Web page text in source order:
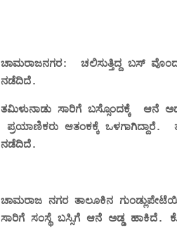
ಚಾಮರಾಜನಗರ:
ಚಲಿಸುತ್ತಿದ್ದ ಬಸ್
ನಡೆದಿದೆ.
ತಮಿಳುನಾಡು ಸಾರಿಗೆ ಬಸ್ಸೊಂದಕ್ಕೆ
ಆನೆ
ಪ್ರಯಾಣಿಕರು ಆತಂಕಕ್ಕೆ ಒಳಗಾಗಿದ್ದಾರೆ.
ನಡೆದಿದೆ.
ಚಾಮರಾಜ ನಗರ ತಾಲೂಕಿನ
ಸಾರಿಗೆ ಸಂಸ್ಥೆ ಬಸ್ಸಿಗೆ ಆನೆ ಅಡ್ಡ ಹಾಕಿದೆ.